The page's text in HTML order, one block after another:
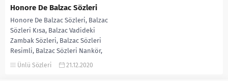
Honore De Balzac Sözleri
Honore De Balzac Sözleri, Balzac
Sözleri Kısa, Balzac Vadideki
Zambak Sözleri, Balzac Sözleri
Resimli, Balzac Sözleri Nankör,
Balzac Sözleri Facebook,...
Ünlü Sözleri 21.12.2020